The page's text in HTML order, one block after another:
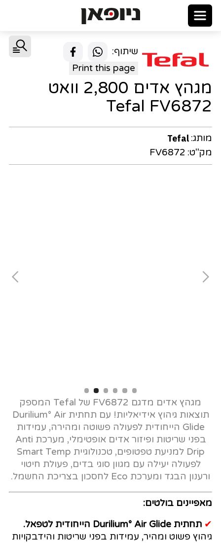
שיתוף:
Print this page
מגהץ אדים 2,800 וואט
Tefal FV6872
מותג: Tefal
מק"ט: FV6872
מגהץ אדים מדגם FV6872 של Tefal המספק
תוצאות גיהוץ אידיאליות! עם תחתית Durilium° Air
Glide הייחודית לפעולה פשוטה ומהירה, עמידות
בפני שריטות ופיזור אדים אופטימלי, מערכת Anti
Drip למניעת טפטופים, טכנולוגיית Smart Temp
לפעולה יעילה עם מגוון סוגי בדים, פעולת חיטוי
ורענון הבגד ומערכת Eco לחסכון בצריכת החשמל.
מאפיינים בולטים:
✔ תחתית Durilium° Air Glide הייחודית לטפאל.
גיהוץ פשוט ומהיר, עמידות בפני שריטות והידבקויות